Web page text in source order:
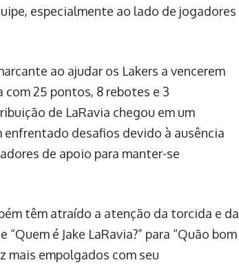
especialmente ao lado de jogadores
ao ajudar os Lakers a vencerem
25 pontos, 8 rebotes e 3
de LaRavia chegou em um
desafios devido à ausência
de apoio para manter-se
têm atraído a atenção da torcida e da
é Jake LaRavia?” para “Quão bom
mais empolgados com seu